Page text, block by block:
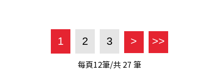
1 2 3 > >>
每頁12筆/共 27 筆